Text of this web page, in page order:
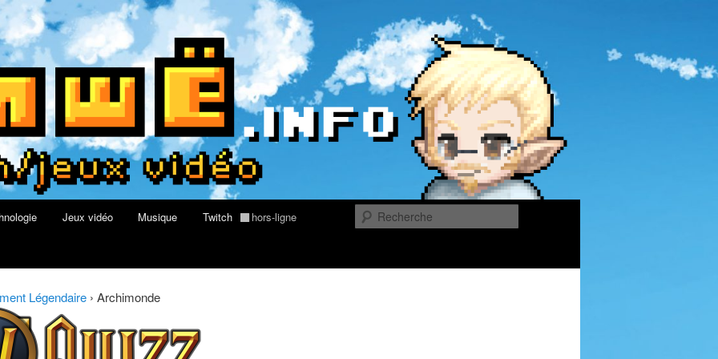
geek, tech et jeux vidéo
du Quizz World of Warcraft
Jeux vidéo Musique Twitch hors-ligne
Légendaire › Archimonde